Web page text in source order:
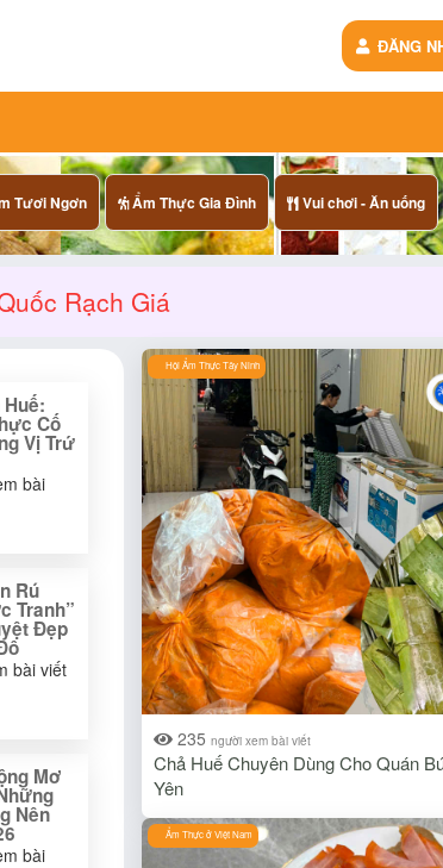
ĐĂNG
Tươi Ngơn Ẩm Thực Gia Đình Vui chơi - Ăn uống
Rạch Giá
Cố
Vị Trứ
bài
Rú
Tranh”
Đẹp
bài viết
Mơ
Nên
bài
Hội Ẩm Thực Tây Ninh
235 người xem bài viết
Chả Huế Chuyên Dùng Cho Quán
Yên
Ẩm Thực ở Việt Nam